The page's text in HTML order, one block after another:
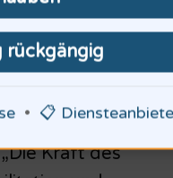
Denker und
Sie können
Thema ist
Kraft des
rückgängig
• 📋